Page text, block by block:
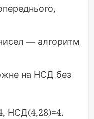
— алгоритм
на НСД без
НСД(4,28)=4.